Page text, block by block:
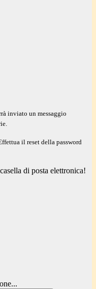
inviato un messaggio
il reset della password
di posta elettronica!